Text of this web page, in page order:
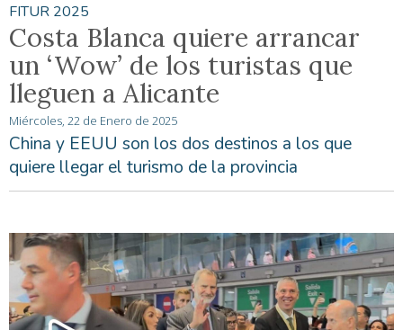
FITUR 2025
Costa Blanca quiere arrancar
un ‘Wow’ de los turistas que
lleguen a Alicante
Miércoles, 22 de Enero de 2025
China y EEUU son los dos destinos a los que
quiere llegar el turismo de la provincia